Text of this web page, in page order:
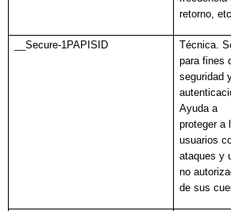
retorno,
__Secure-1PAPISID
Técnica.
para fines
seguridad
Ayuda a
proteger a
usuarios
ataques y
no
de sus